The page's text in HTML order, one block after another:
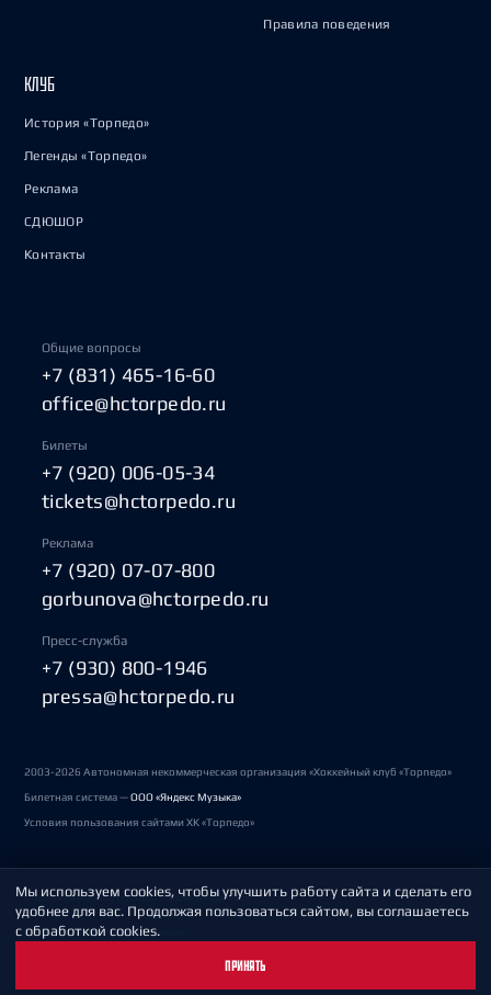
Правила поведения
КЛУБ
История «Торпедо»
Легенды «Торпедо»
Реклама
СДЮШОР
Контакты
Общие вопросы
+7 (831) 465-16-60
office@hctorpedo.ru
Билеты
+7 (920) 006-05-34
tickets@hctorpedo.ru
Реклама
+7 (920) 07-07-800
gorbunova@hctorpedo.ru
Пресс-служба
+7 (930) 800-1946
pressa@hctorpedo.ru
2003-2026 Автономная некоммерческая организация «Хоккейный клуб «Торпедо»
Билетная система —ООО «Яндекс Музыка»
Условия пользования сайтами ХК «Торпедо»
Политика обработки персональных данных
Пользовательское соглашение
Мы используем cookies, чтобы улучшить работу сайта и сделать его
удобнее для вас. Продолжая пользоваться сайтом, вы соглашаетесь
с обработкой cookies.
ПРИНЯТЬ